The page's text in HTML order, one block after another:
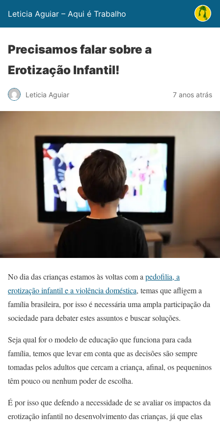
Leticia Aguiar – Aqui é Trabalho
Precisamos falar sobre a
Erotização Infantil!
Leticia Aguiar 7 anos atrás
No dia das crianças estamos às voltas com apedofilia, a
erotização infantil e a violência doméstica, temas que afligem a
família brasileira, por isso é necessária uma ampla participação da
sociedade para debater estes assuntos e buscar soluções.
Seja qual for o modelo de educação que funciona para cada
família, temos que levar em conta que as decisões são sempre
tomadas pelos adultos que cercam a criança, afinal, os pequeninos
têm pouco ou nenhum poder de escolha.
É por isso que defendo a necessidade de se avaliar os impactos da
erotização infantil no desenvolvimento das crianças, já que elas